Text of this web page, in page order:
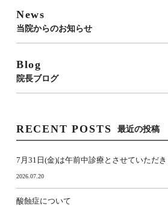
News
当院からのお知らせ
Blog
院長ブログ
RECENT POSTS 最近の投稿
7月31日(金)は午前中診療とさせていただき
2026.07.20
酸蝕症について